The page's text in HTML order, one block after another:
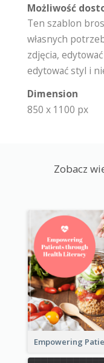
Możliwość
Ten szablon
własnych
zdjęcia,
edytować styl i
Dimension
850 x 1100 px
Zobacz